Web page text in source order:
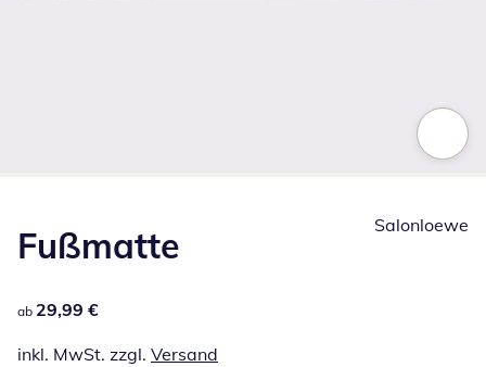
Fußmatte
29,99 €
ab 29,99 €
inkl. MwSt. zzgl. Versand
Salonloewe